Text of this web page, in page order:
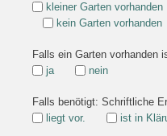
kleiner Garten vorhanden
kein Garten vorhanden
Falls ein Garten vorhanden
ja
nein
Falls benötigt: Schriftliche
liegt vor.
ist in